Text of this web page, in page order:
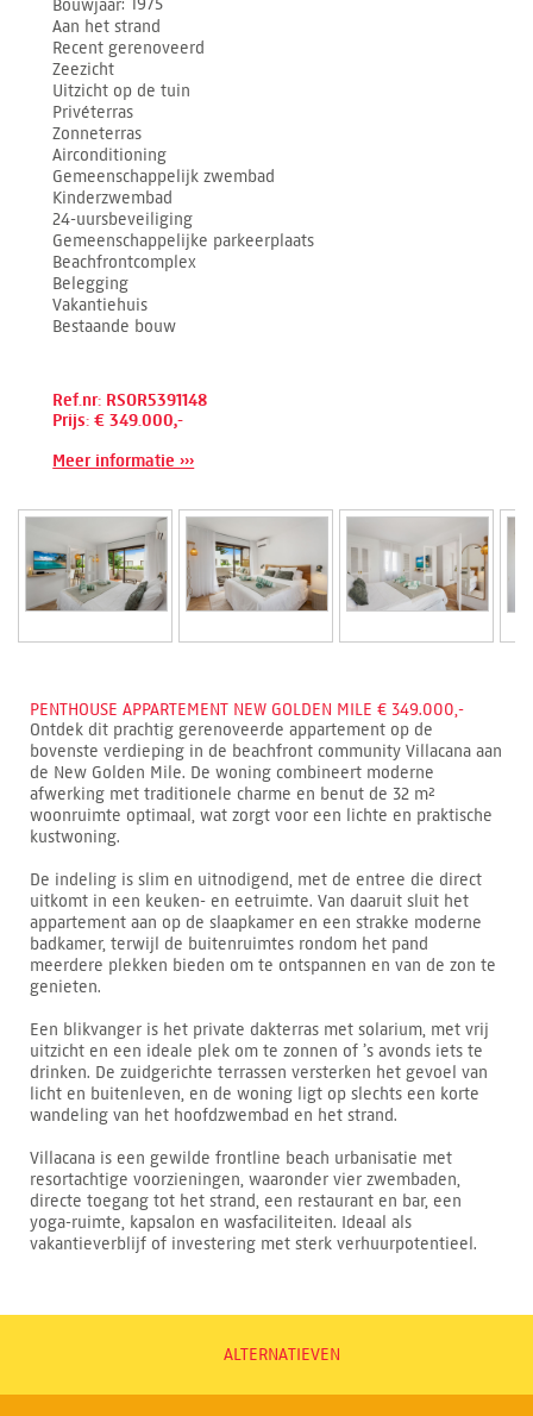
Bouwjaar 1975
Aan het strand
Recent gerenoveerd
Zeezicht
Uitzicht op de tuin
Privéterras
Zonneterras
Airconditioning
Gemeenschappelijk zwembad
Kinderzwembad
24-uursbeveiliging
Gemeenschappelijke parkeerplaats
Beachfrontcomplex
Belegging
Vakantiehuis
Bestaande bouw
Ref.nr: RSOR5391148
Prijs: € 349.000,-
Meer informatie ›››
PENTHOUSE APPARTEMENT NEW GOLDEN MILE € 349.000,-
Ontdek dit prachtig gerenoveerde appartement op de
bovenste verdieping in de beachfront community Villacana aan
de New Golden Mile. De woning combineert moderne
afwerking met traditionele charme en benut de 32 m²
woonruimte optimaal, wat zorgt voor een lichte en praktische
kustwoning.
De indeling is slim en uitnodigend, met de entree die direct
uitkomt in een keuken- en eetruimte. Van daaruit sluit het
appartement aan op de slaapkamer en een strakke moderne
badkamer, terwijl de buitenruimtes rondom het pand
meerdere plekken bieden om te ontspannen en van de zon te
genieten.
Een blikvanger is het private dakterras met solarium, met vrij
uitzicht en een ideale plek om te zonnen of ’s avonds iets te
drinken. De zuidgerichte terrassen versterken het gevoel van
licht en buitenleven, en de woning ligt op slechts een korte
wandeling van het hoofdzwembad en het strand.
Villacana is een gewilde frontline beach urbanisatie met
resortachtige voorzieningen, waaronder vier zwembaden,
directe toegang tot het strand, een restaurant en bar, een
yoga-ruimte, kapsalon en wasfaciliteiten. Ideaal als
vakantieverblijf of investering met sterk verhuurpotentieel.
ALTERNATIEVEN